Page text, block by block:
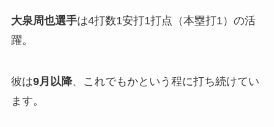
大泉周也選手は4打数1安打1打点（本塁打1）の活
躍。
彼は9月以降、これでもかという程に打ち続けてい
ます。